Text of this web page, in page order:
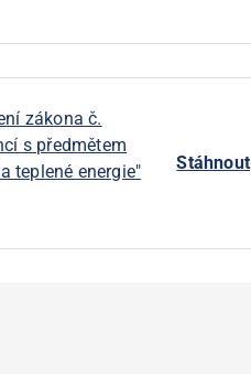
zákona č.
s předmětem
teplené energie"
Stáhnout